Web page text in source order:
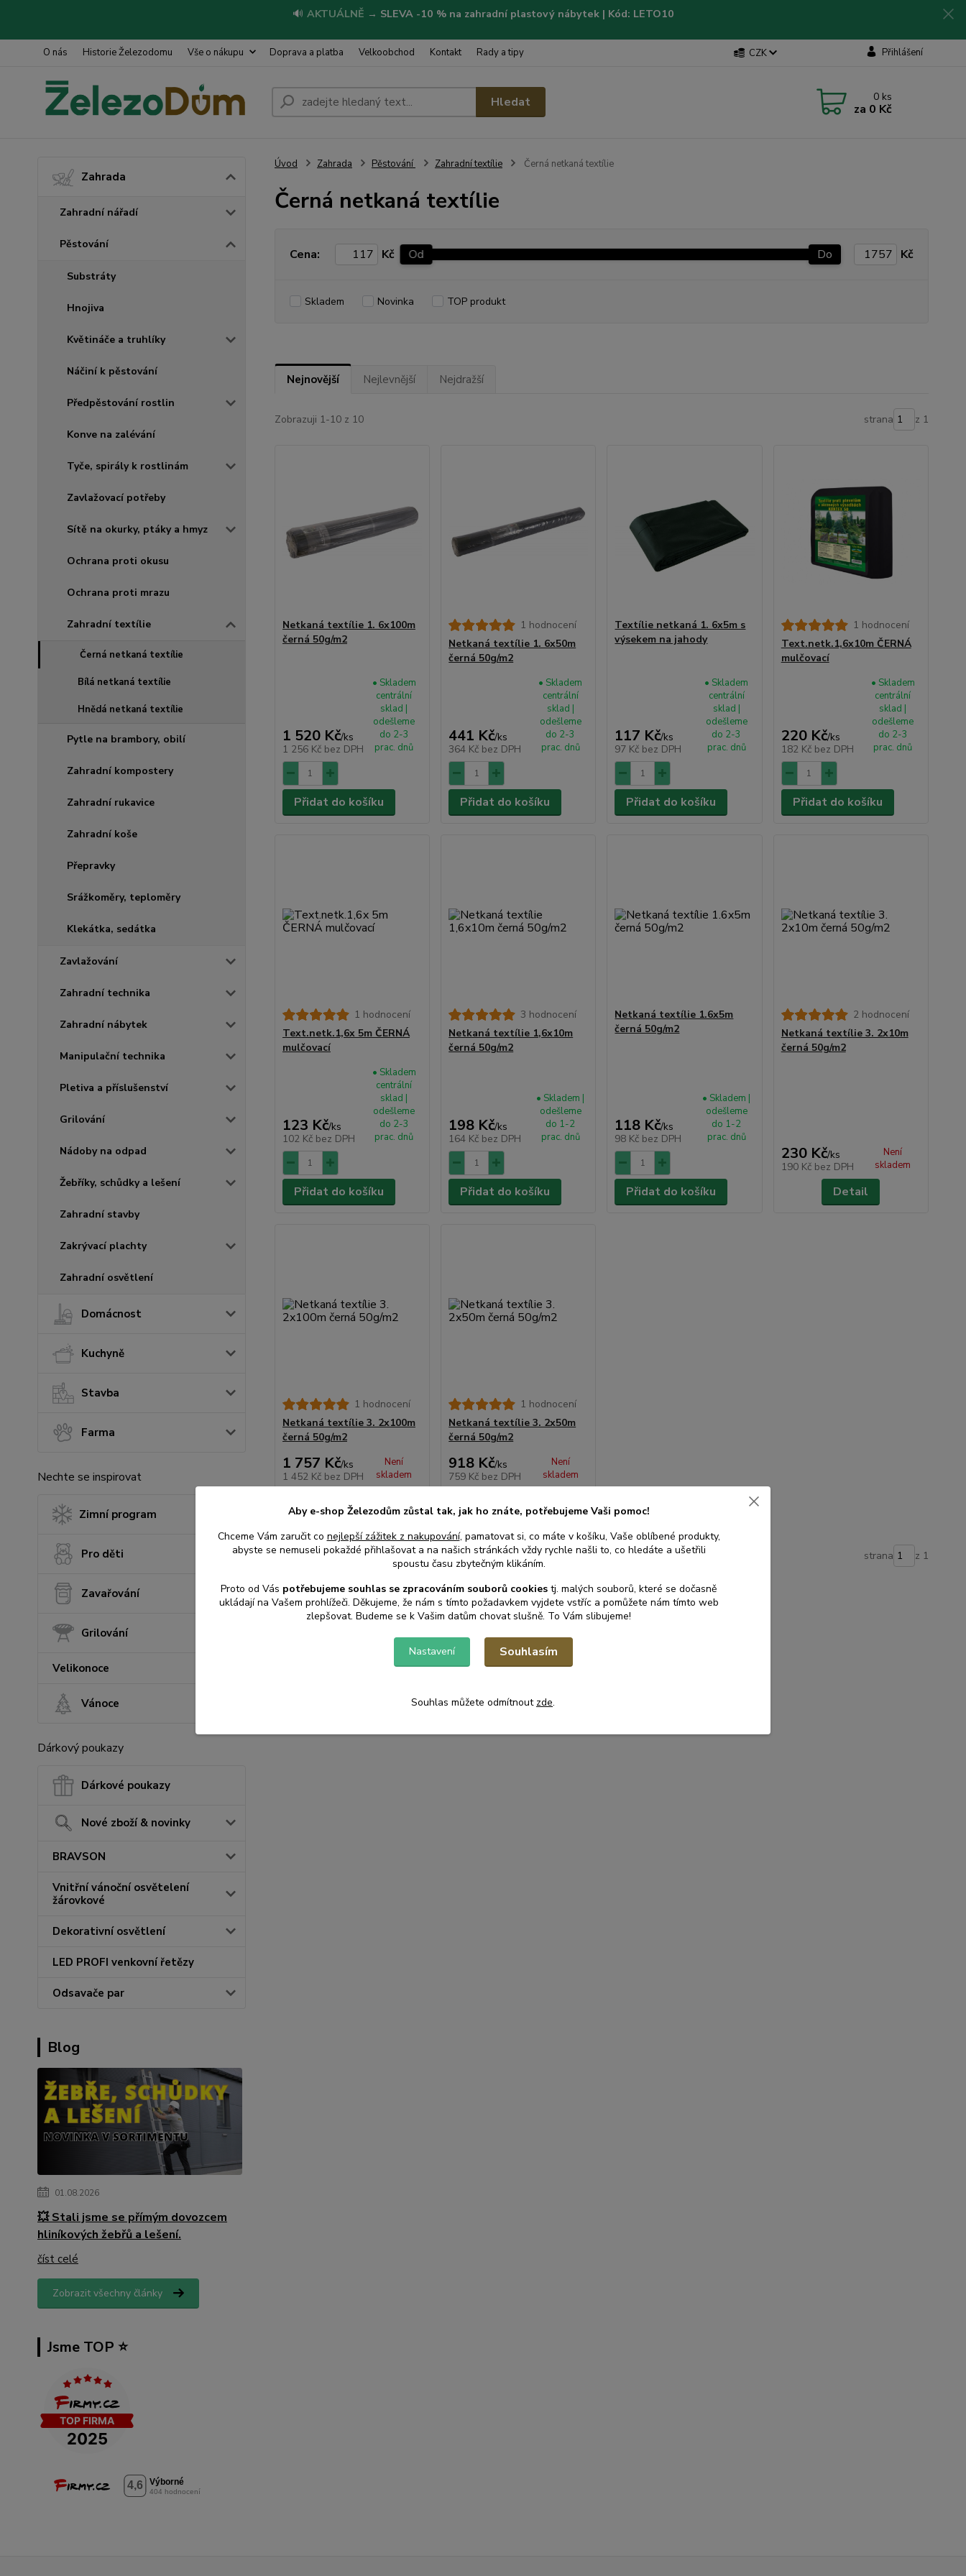
🔊 AKTUÁLNĚ → SLEVA -10 % na zahradní plastový nábytek | Kód: LETO10
O nás Historie Železodomu Vše o nákupu Doprava a platba Velkoobchod Kontakt Rady a tipy CZK Přihlášení
Hledat 0 ks
za 0 Kč
Zahrada
Zahradní nářadí
Pěstování
Substráty
Hnojiva
Květináče a truhlíky
Náčiní k pěstování
Předpěstování rostlin
Konve na zalévání
Tyče, spirály k rostlinám
Zavlažovací potřeby
Sítě na okurky, ptáky a hmyz
Ochrana proti okusu
Ochrana proti mrazu
Zahradní textílie
Černá netkaná textílie
Bílá netkaná textílie
Hnědá netkaná textílie
Pytle na brambory, obilí
Zahradní kompostery
Zahradní rukavice
Zahradní koše
Přepravky
Srážkoměry, teploměry
Klekátka, sedátka
Zavlažování
Zahradní technika
Zahradní nábytek
Manipulační technika
Pletiva a příslušenství
Grilování
Nádoby na odpad
Žebříky, schůdky a lešení
Zahradní stavby
Zakrývací plachty
Zahradní osvětlení
Domácnost
Kuchyně
Stavba
Farma
Nechte se inspirovat
Zimní program
Pro děti
Zavařování
Grilování
Velikonoce
Vánoce
Dárkový poukazy
Dárkové poukazy
Nové zboží & novinky
BRAVSON
Vnitřní vánoční osvětelení
žárovkové
Dekorativní osvětlení
LED PROFI venkovní řetězy
Odsavače par
Blog
01.08.2026
💥 Stali jsme se přímým dovozcem
hliníkových žebřů a lešení.
číst celé
Zobrazit všechny články
Jsme TOP ⭐️
Úvod Zahrada Pěstování Zahradní textílie Černá netkaná textílie
Černá netkaná textílie
Cena: Kč Od Do Kč
Skladem Novinka TOP produkt
Nejnovější Nejlevnější Nejdražší
Zobrazuji 1-10 z 10 strana z 1
Netkaná textílie 1. 6x100m
černá 50g/m2
1 520 Kč/ks
1 256 Kč bez DPH
• Skladem
centrální
sklad |
odešleme
do 2-3
prac. dnů
Přidat do košíku
1 hodnocení
Netkaná textílie 1. 6x50m
černá 50g/m2
441 Kč/ks
364 Kč bez DPH
• Skladem
centrální
sklad |
odešleme
do 2-3
prac. dnů
Přidat do košíku
Textílie netkaná 1. 6x5m s
výsekem na jahody
117 Kč/ks
97 Kč bez DPH
• Skladem
centrální
sklad |
odešleme
do 2-3
prac. dnů
Přidat do košíku
1 hodnocení
Text.netk.1,6x10m ČERNÁ
mulčovací
220 Kč/ks
182 Kč bez DPH
• Skladem
centrální
sklad |
odešleme
do 2-3
prac. dnů
Přidat do košíku
1 hodnocení
Text.netk.1,6x 5m ČERNÁ
mulčovací
123 Kč/ks
102 Kč bez DPH
• Skladem
centrální
sklad |
odešleme
do 2-3
prac. dnů
Přidat do košíku
3 hodnocení
Netkaná textílie 1,6x10m
černá 50g/m2
198 Kč/ks
164 Kč bez DPH
• Skladem |
odešleme
do 1-2
prac. dnů
Přidat do košíku
Netkaná textílie 1.6x5m
černá 50g/m2
118 Kč/ks
98 Kč bez DPH
• Skladem |
odešleme
do 1-2
prac. dnů
Přidat do košíku
2 hodnocení
Netkaná textílie 3. 2x10m
černá 50g/m2
230 Kč/ks
190 Kč bez DPH
Není
skladem
Detail
1 hodnocení
Netkaná textílie 3. 2x100m
černá 50g/m2
1 757 Kč/ks
1 452 Kč bez DPH
Není
skladem
Detail
1 hodnocení
Netkaná textílie 3. 2x50m
černá 50g/m2
918 Kč/ks
759 Kč bez DPH
Není
skladem
strana z 1
Aby e-shop Železodům zůstal tak, jak ho znáte, potřebujeme Vaši pomoc!
Chceme Vám zaručit co nejlepší zážitek z nakupování, pamatovat si, co máte v košíku, Vaše oblíbené produkty,
abyste se nemuseli pokaždé přihlašovat a na našich stránkách vždy rychle našli to, co hledáte a ušetřili
spoustu času zbytečným klikáním.
Proto od Vás potřebujeme souhlas se zpracováním souborů cookies tj. malých souborů, které se dočasně
ukládají na Vašem prohlížeči. Děkujeme, že nám s tímto požadavkem vyjdete vstříc a pomůžete nám tímto web
zlepšovat. Budeme se k Vašim datům chovat slušně. To Vám slibujeme!
Nastavení Souhlasím
Souhlas můžete odmítnout zde.